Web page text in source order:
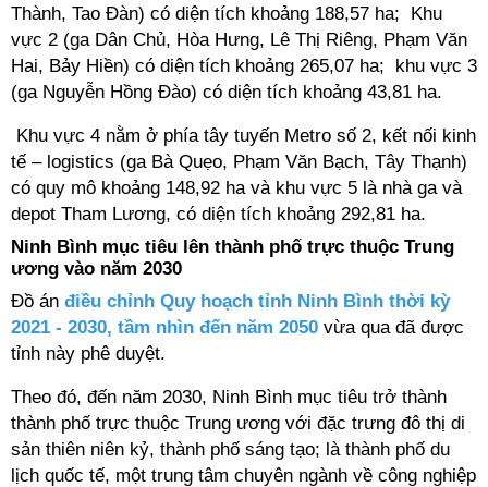
Thành, Tao Đàn) có diện tích khoảng 188,57 ha; Khu
vực 2 (ga Dân Chủ, Hòa Hưng, Lê Thị Riêng, Phạm Văn
Hai, Bảy Hiền) có diện tích khoảng 265,07 ha; khu vực 3
(ga Nguyễn Hồng Đào) có diện tích khoảng 43,81 ha.
Khu vực 4 nằm ở phía tây tuyến Metro số 2, kết nối kinh
tế – logistics (ga Bà Quẹo, Phạm Văn Bạch, Tây Thạnh)
có quy mô khoảng 148,92 ha và khu vực 5 là nhà ga và
depot Tham Lương, có diện tích khoảng 292,81 ha.
Ninh Bình mục tiêu lên thành phố trực thuộc Trung
ương vào năm 2030
Đồ án điều chỉnh Quy hoạch tỉnh Ninh Bình thời kỳ
2021 - 2030, tầm nhìn đến năm 2050 vừa qua đã được
tỉnh này phê duyệt.
Theo đó, đến năm 2030, Ninh Bình mục tiêu trở thành
thành phố trực thuộc Trung ương với đặc trưng đô thị di
sản thiên niên kỷ, thành phố sáng tạo; là thành phố du
lịch quốc tế, một trung tâm chuyên ngành về công nghiệp